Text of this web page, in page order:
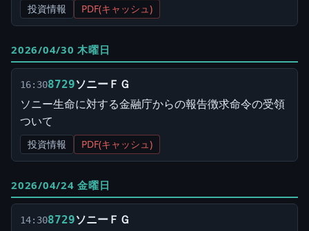
投資情報 PDF(キャッシュ)
2026/04/30 木曜日
16:308729ソニーＦＧ
ソニー生命に対する金融庁からの報告徴求命令の受領
ついて
投資情報 PDF(キャッシュ)
2026/04/24 金曜日
14:308729ソニーＦＧ